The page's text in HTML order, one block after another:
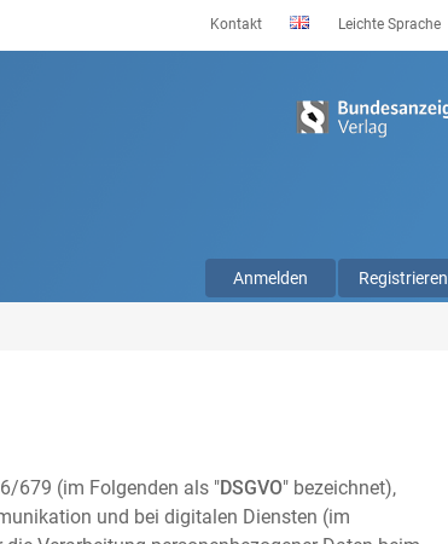
Kontakt Leichte Sprache
Anmelden Registrieren
679 (im Folgenden als "DSGVO" bezeichnet),
und bei digitalen Diensten (im